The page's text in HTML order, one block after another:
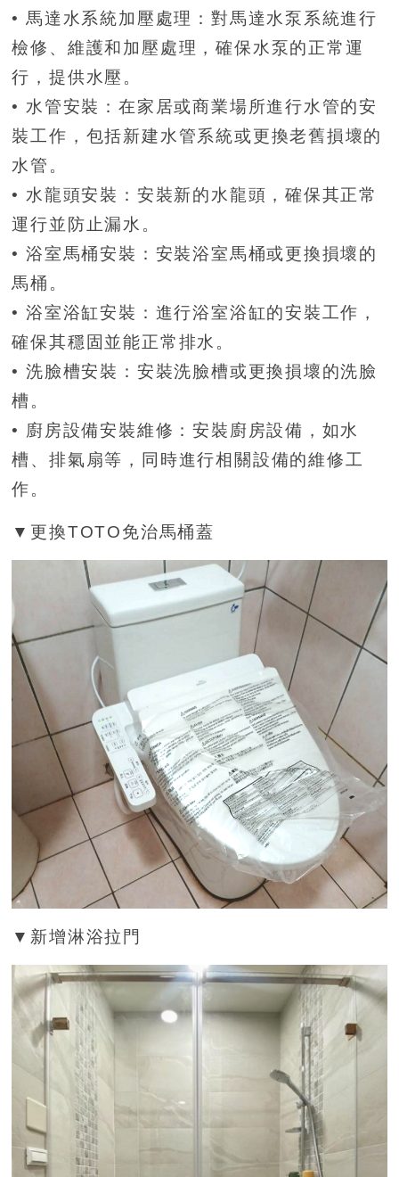
• 馬達水系統加壓處理：對馬達水泵系統進行
檢修、維護和加壓處理，確保水泵的正常運
行，提供水壓。
• 水管安裝：在家居或商業場所進行水管的安
裝工作，包括新建水管系統或更換老舊損壞的
水管。
• 水龍頭安裝：安裝新的水龍頭，確保其正常
運行並防止漏水。
• 浴室馬桶安裝：安裝浴室馬桶或更換損壞的
馬桶。
• 浴室浴缸安裝：進行浴室浴缸的安裝工作，
確保其穩固並能正常排水。
• 洗臉槽安裝：安裝洗臉槽或更換損壞的洗臉
槽。
• 廚房設備安裝維修：安裝廚房設備，如水
槽、排氣扇等，同時進行相關設備的維修工
作。
▼更換TOTO免治馬桶蓋
▼新增淋浴拉門